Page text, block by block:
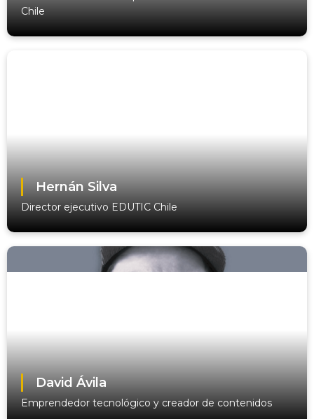
Chile
Hernán Silva
Director ejecutivo EDUTIC Chile
David Ávila
Emprendedor tecnológico y creador de contenidos